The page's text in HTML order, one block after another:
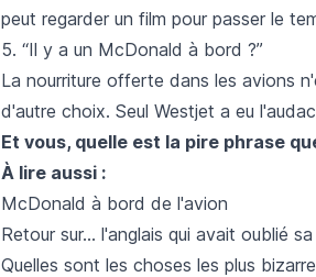
peut regarder un film pour passer le
5. “Il y a un McDonald à bord ?”
La nourriture offerte dans les avions
d'autre choix. Seul Westjet a eu
Et vous, quelle est la pire phrase
À lire aussi :
McDonald à bord de l'avion
Retour sur... l'anglais qui avait oublié
Quelles sont les choses les plus